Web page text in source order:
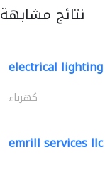
نتائج مشابهة
electrical lighting
كهرباء
emrill services llc